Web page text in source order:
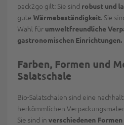
pack2go gilt: Sie sind robust und
gute Wärmebeständigkeit. Sie
Wahl für umweltfreundliche
gastronomischen Einrichtungen.
Farben, Formen und
Salatschale
Bio-Salatschalen sind eine
herkömmlichen
Sie sind in verschiedenen Formen